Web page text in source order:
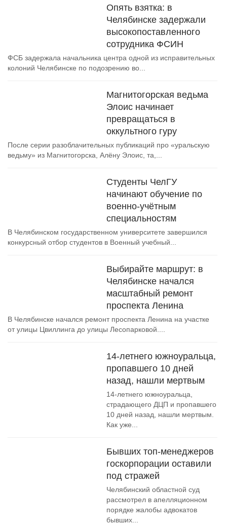
Опять взятка: в
Челябинске задержали
высокопоставленного
сотрудника ФСИН
ФСБ задержала начальника центра одной из исправительных
колоний Челябинске по подозрению во...
Магнитогорская ведьма
Элоис начинает
превращаться в
оккультного гуру
После серии разоблачительных публикаций про «уральскую
ведьму» из Магнитогорска, Алёну Элоис, та,...
Студенты ЧелГУ
начинают обучение по
военно-учётным
специальностям
В Челябинском государственном университете завершился
конкурсный отбор студентов в Военный учебный...
Выбирайте маршрут: в
Челябинске начался
масштабный ремонт
проспекта Ленина
В Челябинске начался ремонт проспекта Ленина на участке
от улицы Цвиллинга до улицы Лесопарковой....
14-летнего южноуральца,
пропавшего 10 дней
назад, нашли мертвым
14-летнего южноуральца,
страдающего ДЦП и пропавшего
10 дней назад, нашли мертвым.
Как уже...
Бывших топ-менеджеров
госкорпорации оставили
под стражей
Челябинский областной суд
рассмотрел в апелляционном
порядке жалобы адвокатов
бывших...